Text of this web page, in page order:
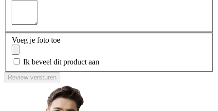
Voeg je foto toe
Ik beveel dit product aan
Review versturen